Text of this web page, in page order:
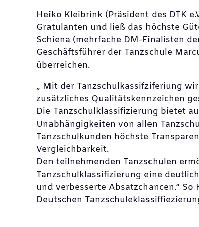
Heiko Kleibrink (Präsident des DTK
Gratulanten und ließ das höchste
Schiena (mehrfache DM-Finalisten
Geschäftsführer der Tanzschule
überreichen.
„ Mit der Tanzschulkassifziferiung
zusätzliches Qualitätskennzeichen
Die Tanzschulklassifizierung bietet
Unabhängigkeiten von allen
Tanzschulkunden höchste
Vergleichbarkeit.
Den teilnehmenden Tanzschulen
Tanzschulklassifizierung eine
und verbesserte Absatzchancen.“
Deutschen